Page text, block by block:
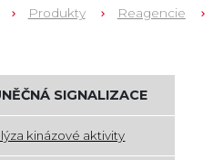
Produkty Reagencie
SIGNALIZACE
kinázové aktivity